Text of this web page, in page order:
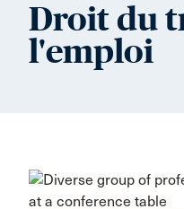
Droit du
l'emploi